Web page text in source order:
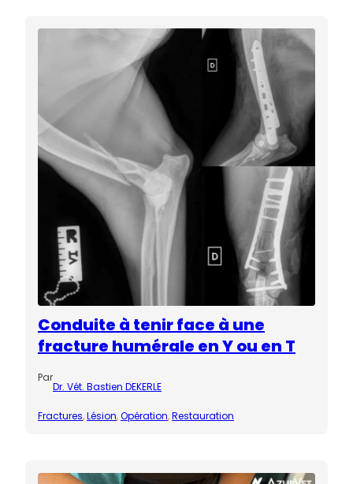
Conduite à tenir face à une
fracture humérale en Y ou en T
Par
Dr. Vét. Bastien DEKERLE
Fractures, Lésion, Opération, Restauration